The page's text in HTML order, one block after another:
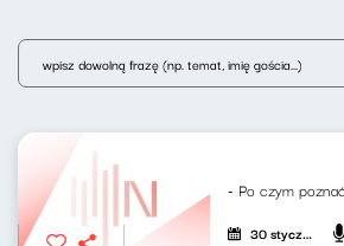
30 stycznia 2025